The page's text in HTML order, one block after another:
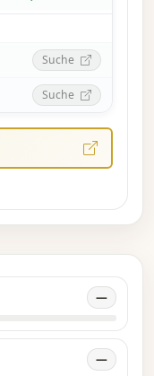
Suche
Suche
—
—